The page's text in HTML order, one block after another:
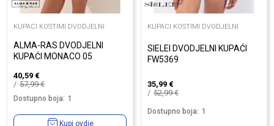
KUPACI KOSTIMI DVODJELNI
ALMA-RAS DVODJELNI
KUPAĆI MONACO 05
40,59 €
57,99€
Dostupno boja: 1
Kupi ovdje
KUPACI KOSTIMI DVODJELNI
SIELEI DVODJELNI KUPAĆI
FW5369
35,99 €
52,99€
Dostupno boja: 1